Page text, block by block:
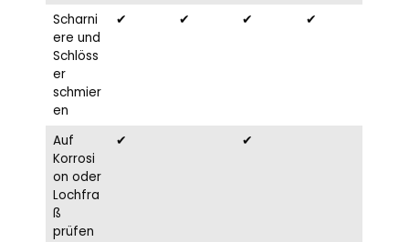
Scharni
ere und
Schlöss
er
schmier
en
✔ ✔ ✔ ✔
Auf
Korrosi
on oder
Lochfra
ß
prüfen
✔ ✔